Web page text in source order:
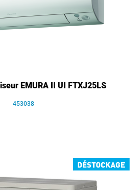
EMURA II UI FTXJ25LS
453038